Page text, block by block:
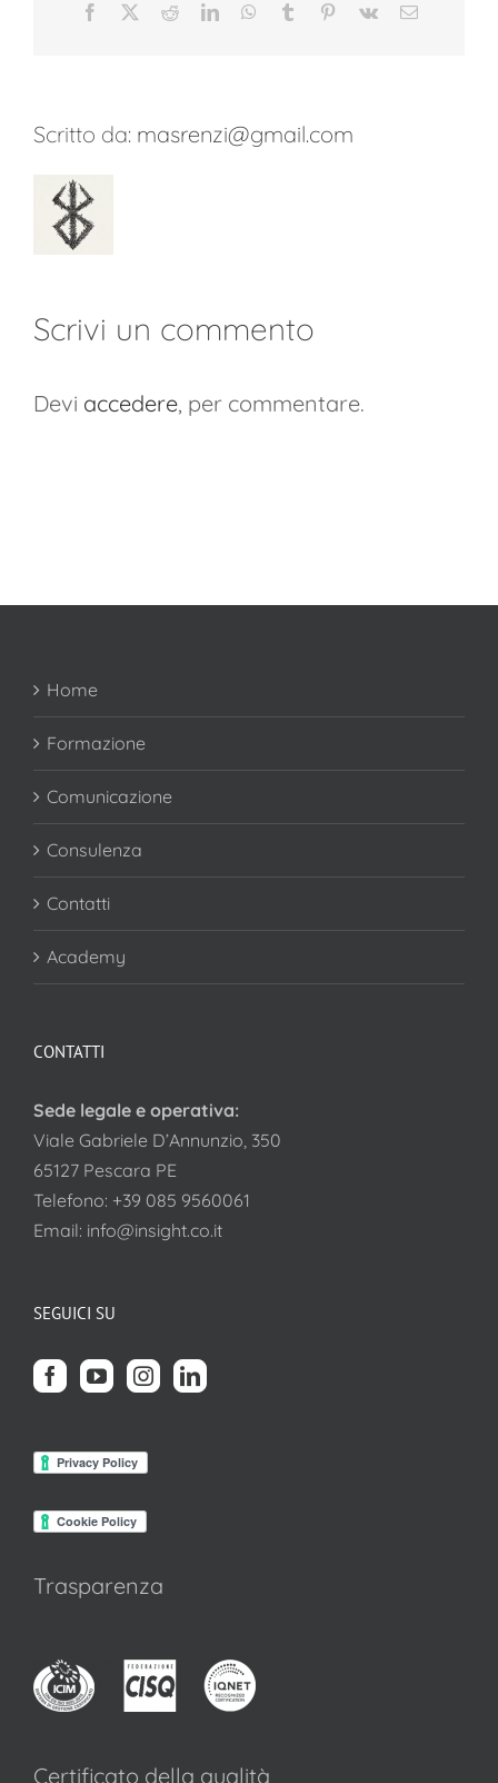
Facebook
TwitterRedditLinkedInWhatsApp
Tumblr Pinterest
Vk Email
Scritto da: masrenzi@gmail.com
Scrivi un commento
Devi accedere, per commentare.
Home
Formazione
Comunicazione
Consulenza
Contatti
Academy
CONTATTI
Sede legale e operativa:
Viale Gabriele D’Annunzio, 350
65127 Pescara PE
Telefono: +39 085 9560061
Email: info@insight.co.it
SEGUICI SU
Trasparenza
Certificato della qualità